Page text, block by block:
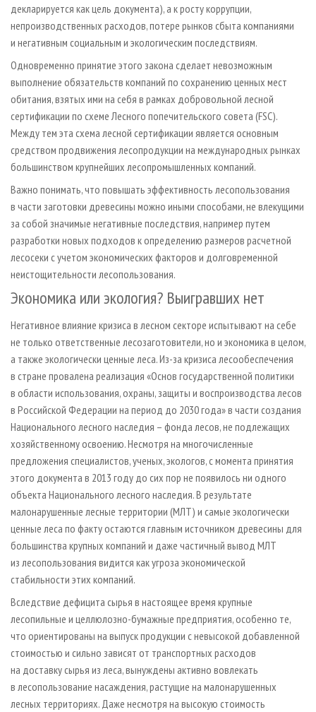
декларируется как цель документа), а к росту коррупции,
непроизводственных расходов, потере рынков сбыта компаниями
и негативным социальным и экологическим последствиям.
Одновременно принятие этого закона сделает невозможным
выполнение обязательств компаний по сохранению ценных мест
обитания, взятых ими на себя в рамках добровольной лесной
сертификации по схеме Лесного попечительского совета (FSC).
Между тем эта схема лесной сертификации является основным
средством продвижения лесопродукции на международных рынках
большинством крупнейших лесопромышленных компаний.
Важно понимать, что повышать эффективность лесопользования
в части заготовки древесины можно иными способами, не влекущими
за собой значимые негативные последствия, например путем
разработки новых подходов к определению размеров расчетной
лесосеки с учетом экономических факторов и долговременной
неистощительности лесопользования.
Экономика или экология? Выигравших нет
Негативное влияние кризиса в лесном секторе испытывают на себе
не только ответственные лесозаготовители, но и экономика в целом,
а также экологически ценные леса. Из-за кризиса лесообес­печения
в стране провалена реализация «Основ государственной политики
в области использования, охраны, защиты и воспроизводства лесов
в Российской Федерации на период до 2030 года» в части создания
Национального лесного наследия – фонда лесов, не подлежащих
хозяйственному освоению. Несмотря на многочисленные
предложения специалистов, ученых, экологов, с момента принятия
этого документа в 2013 году до сих пор не появилось ни одного
объекта Национального лесного наследия. В результате
малонарушенные лесные территории (МЛТ) и самые экологически
ценные леса по факту остаются главным источником древесины для
большинства крупных компаний и даже частичный вывод МЛТ
из лесопользования видится как угроза экономической
стабильности этих компаний.
Вследствие дефицита сырья в настоящее время крупные
лесопильные и целлюлозно-бумажные предприятия, особенно те,
что ориентированы на выпуск продукции с невысокой добавленной
стоимостью и сильно зависят от транспортных расходов
на доставку сырья из леса, вынуждены активно вовлекать
в лесопользование насаждения, растущие на малонарушенных
лесных территориях. Даже несмотря на высокую стоимость